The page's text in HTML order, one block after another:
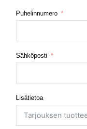
Puhelinnumero
Sähköposti
Lisätietoa